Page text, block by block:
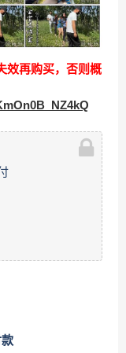
效再购买，否则概